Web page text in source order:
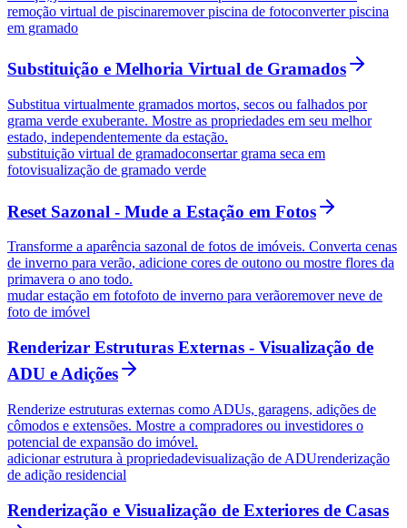
remoção virtual de piscinaremover piscina de fotoconverter piscina
em gramado
Substituição e Melhoria Virtual de Gramados
Substitua virtualmente gramados mortos, secos ou falhados por
grama verde exuberante. Mostre as propriedades em seu melhor
estado, independentemente da estação.
substituição virtual de gramadoconsertar grama seca em
fotovisualização de gramado verde
Reset Sazonal - Mude a Estação em Fotos
Transforme a aparência sazonal de fotos de imóveis. Converta cenas
de inverno para verão, adicione cores de outono ou mostre flores da
primavera o ano todo.
mudar estação em fotofoto de inverno para verãoremover neve de
foto de imóvel
Renderizar Estruturas Externas - Visualização de
ADU e Adições
Renderize estruturas externas como ADUs, garagens, adições de
cômodos e extensões. Mostre a compradores ou investidores o
potencial de expansão do imóvel.
adicionar estrutura à propriedadevisualização de ADUrenderização
de adição residencial
Renderização e Visualização de Exteriores de Casas